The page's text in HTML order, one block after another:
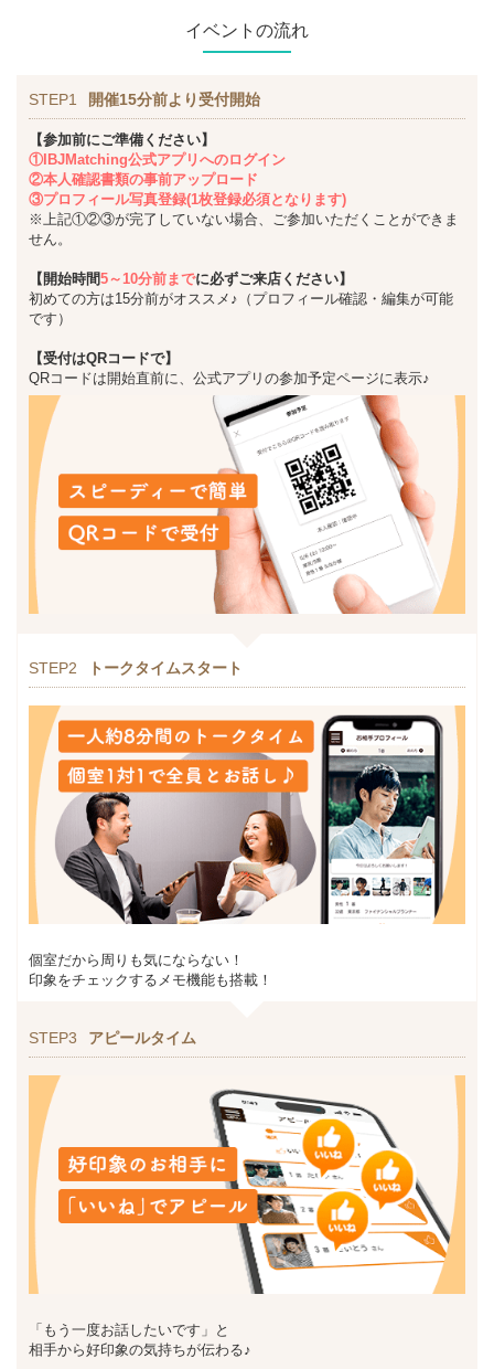
イベントの流れ
STEP1 開催15分前より受付開始
【参加前にご準備ください】
①IBJMatching公式アプリへのログイン
②本人確認書類の事前アップロード
③プロフィール写真登録(1枚登録必須となります)
※上記①②③が完了していない場合、ご参加いただくことができま
せん。
【開始時間5～10分前までに必ずご来店ください】
初めての方は15分前がオススメ♪（プロフィール確認・編集が可能
です）
【受付はQRコードで】
QRコードは開始直前に、公式アプリの参加予定ページに表示♪
STEP2 トークタイムスタート
個室だから周りも気にならない！
印象をチェックするメモ機能も搭載！
STEP3 アピールタイム
「もう一度お話したいです」と
相手から好印象の気持ちが伝わる♪